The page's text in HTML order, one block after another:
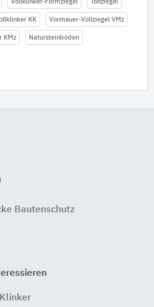
KK Vormauer-Vollziegel VMz
KMz Natursteinböden
Bautenschutz